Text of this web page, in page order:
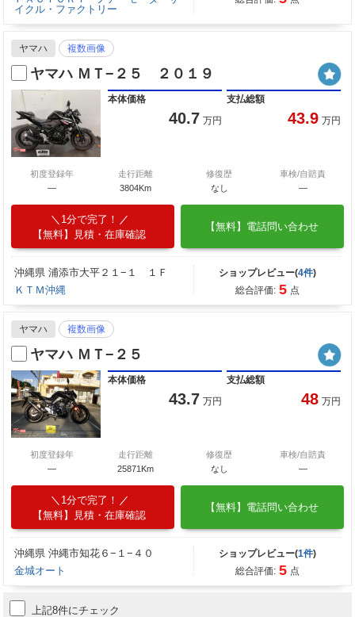
イクル・ファクトリー
ヤマハ 複数画像
ヤマハ ＭＴ−２５ ２０１９
本体価格
40.7 万円
支払総額
43.9 万円
初度登録年
―
走行距離
3804Km
修復歴
なし
車検/自賠責
―
1分で完了！
【無料】見積・在庫確認
【無料】電話問い合わせ
沖縄県 浦添市大平２１−１ １Ｆ
ＫＴＭ沖縄
ショップレビュー(4件)
総合評価: 5 点
ヤマハ 複数画像
ヤマハ ＭＴ−２５
本体価格
43.7 万円
支払総額
48 万円
初度登録年
―
走行距離
25871Km
修復歴
なし
車検/自賠責
―
1分で完了！
【無料】見積・在庫確認
【無料】電話問い合わせ
沖縄県 沖縄市知花６−１−４０
金城オート
ショップレビュー(1件)
総合評価: 5 点
上記8件にチェック